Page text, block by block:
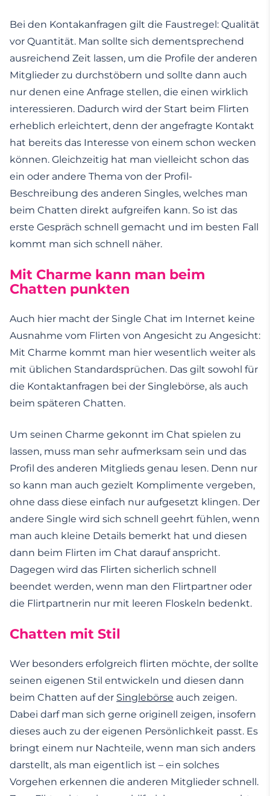
Bei den Kontakanfragen gilt die Faustregel: Qualität
vor Quantität. Man sollte sich dementsprechend
ausreichend Zeit lassen, um die Profile der anderen
Mitglieder zu durchstöbern und sollte dann auch
nur denen eine Anfrage stellen, die einen wirklich
interessieren. Dadurch wird der Start beim Flirten
erheblich erleichtert, denn der angefragte Kontakt
hat bereits das Interesse von einem schon wecken
können. Gleichzeitig hat man vielleicht schon das
ein oder andere Thema von der Profil-
Beschreibung des anderen Singles, welches man
beim Chatten direkt aufgreifen kann. So ist das
erste Gespräch schnell gemacht und im besten Fall
kommt man sich schnell näher.
Mit Charme kann man beim
Chatten punkten
Auch hier macht der Single Chat im Internet keine
Ausnahme vom Flirten von Angesicht zu Angesicht:
Mit Charme kommt man hier wesentlich weiter als
mit üblichen Standardsprüchen. Das gilt sowohl für
die Kontaktanfragen bei der Singlebörse, als auch
beim späteren Chatten.
Um seinen Charme gekonnt im Chat spielen zu
lassen, muss man sehr aufmerksam sein und das
Profil des anderen Mitglieds genau lesen. Denn nur
so kann man auch gezielt Komplimente vergeben,
ohne dass diese einfach nur aufgesetzt klingen. Der
andere Single wird sich schnell geehrt fühlen, wenn
man auch kleine Details bemerkt hat und diesen
dann beim Flirten im Chat darauf anspricht.
Dagegen wird das Flirten sicherlich schnell
beendet werden, wenn man den Flirtpartner oder
die Flirtpartnerin nur mit leeren Floskeln bedenkt.
Chatten mit Stil
Wer besonders erfolgreich flirten möchte, der sollte
seinen eigenen Stil entwickeln und diesen dann
beim Chatten auf der Singlebörse auch zeigen.
Dabei darf man sich gerne originell zeigen, insofern
dieses auch zu der eigenen Persönlichkeit passt. Es
bringt einem nur Nachteile, wenn man sich anders
darstellt, als man eigentlich ist – ein solches
Vorgehen erkennen die anderen Mitglieder schnell.